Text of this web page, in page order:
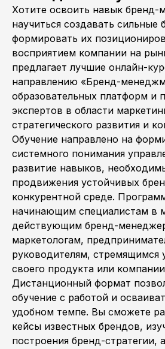
Хотите освоить навык бренд-
научиться создавать сильные
формировать их
восприятием компании на
предлагает лучшие онлайн-
направлению «Бренд-
образовательных платформ и
экспертов в области
стратегического развития и
Обучение направлено на
системного понимания
развитие навыков,
продвижения устойчивых
конкурентной среде.
начинающим специалистам в
действующим бренд-
маркетологам,
руководителям, стремящимся
своего продукта или
Дистанционный формат
обучение с работой и
удобном темпе. Вы сможете
кейсы известных брендов,
построения бренд-стратегии,